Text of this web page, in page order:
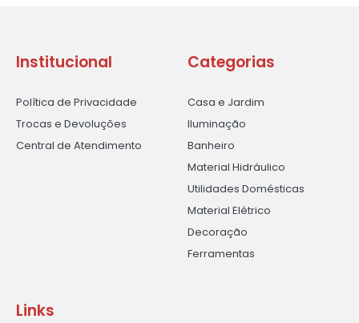
Institucional
Política de Privacidade
Trocas e Devoluções
Central de Atendimento
Categorias
Casa e Jardim
Iluminação
Banheiro
Material Hidráulico
Utilidades Domésticas
Material Elétrico
Decoração
Ferramentas
Links